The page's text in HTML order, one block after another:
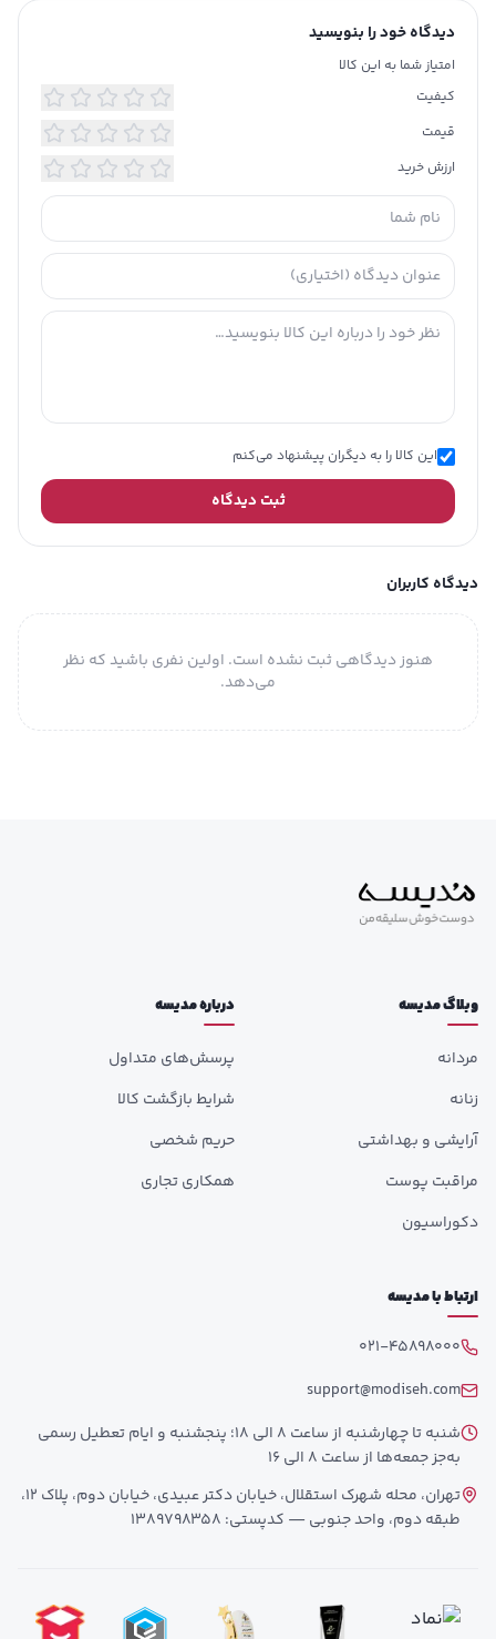
دیدگاه خود را بنویسید
امتیاز شما به این کالا
کیفیت
قیمت
ارزش خرید
این کالا را به دیگران پیشنهاد می‌کنم
ثبت دیدگاه
دیدگاه کاربران
هنوز دیدگاهی ثبت نشده است. اولین نفری باشید که نظر
می‌دهد.
وبلاگ مدیسه
مردانه
زنانه
آرایشی و بهداشتی
مراقبت پوست
دکوراسیون
درباره مدیسه
پرسش‌های متداول
شرایط بازگشت کالا
حریم شخصی
همکاری تجاری
ارتباط با مدیسه
021-45898000
support@modiseh.com
شنبه تا چهارشنبه از ساعت 8 الی 18؛ پنجشنبه و ایام تعطیل رسمی
به‌جز جمعه‌ها از ساعت 8 الی 16
تهران، محله شهرک استقلال، خیابان دکتر عبیدی، خیابان دوم، پلاک 12،
طبقه دوم، واحد جنوبی — کدپستی: 1389798358